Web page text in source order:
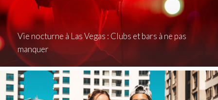
Vie nocturne à Las Vegas : Clubs et bars à ne pas
manquer